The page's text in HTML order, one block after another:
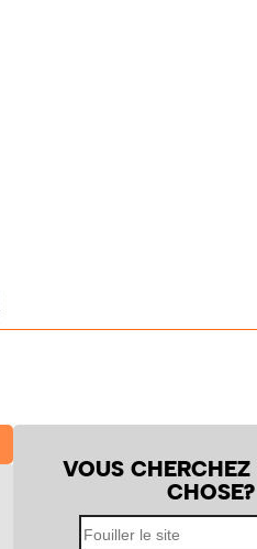
VOUS CHERCHEZ
CHOSE?
Fouiller